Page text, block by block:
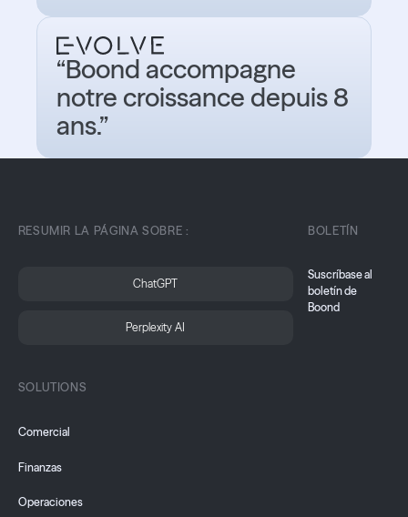
“Boond accompagne
notre croissance depuis 8
ans.”
RESUMIR LA PÁGINA SOBRE :
ChatGPT
Perplexity AI
SOLUTIONS
Comercial
Finanzas
Operaciones
BOLETÍN
Suscríbase al
boletín de
Boond